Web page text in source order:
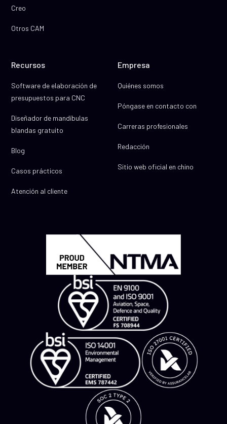
Creo
Otros CAM
Recursos
Software de elaboración de
presupuestos para CNC
Diseñador de mandíbulas
blandas gratuito
Blog
Casos prácticos
Atención al cliente
Empresa
Quiénes somos
Póngase en contacto con
Carreras profesionales
Redacción
Sitio web oficial en chino